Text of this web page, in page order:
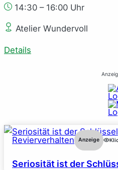
14:30 – 16:00 Uhr
Atelier Wundervoll
Details
Revierverhalten Anzeige
Seriosität ist der